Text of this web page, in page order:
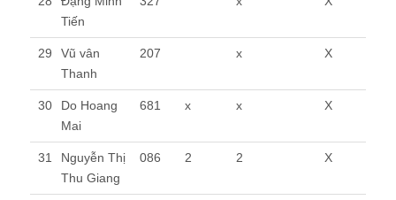
Tiến
29
Vũ vân
Thanh
207 x X
30
Do Hoang
Mai
681 x x X
31
Nguyễn Thị
Thu Giang
086 2 2 X